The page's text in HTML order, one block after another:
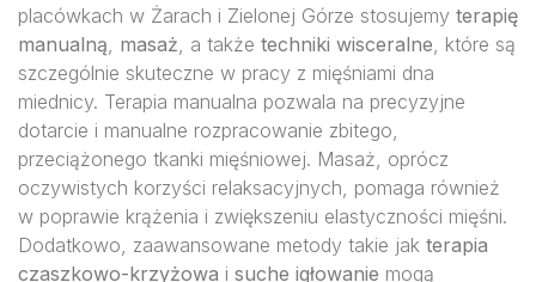
placówkach w Żarach i Zielonej Górze stosujemy terapię
manualną, masaż, a także techniki wisceralne, które są
szczególnie skuteczne w pracy z mięśniami dna
miednicy. Terapia manualna pozwala na precyzyjne
dotarcie i manualne rozpracowanie zbitego,
przeciążonego tkanki mięśniowej. Masaż, oprócz
oczywistych korzyści relaksacyjnych, pomaga również
w poprawie krążenia i zwiększeniu elastyczności mięśni.
Dodatkowo, zaawansowane metody takie jak terapia
czaszkowo-krzyżowa i suche igłowanie mogą